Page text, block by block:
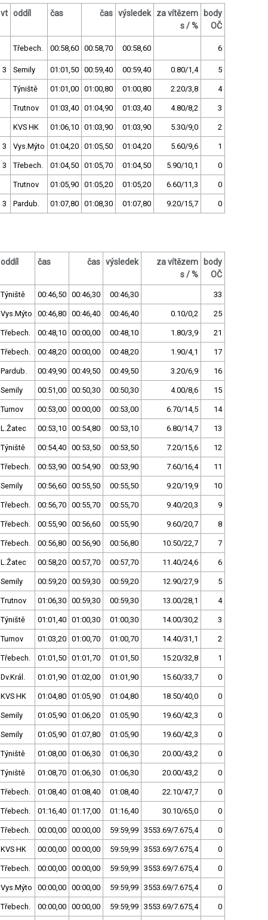
vt oddíl čas čas výsledek
za vítězem
s / %
body
OČ
Třebech. 00:58,60 00:58,70 00:58,60 6
3 Semily 01:01,50 00:59,40 00:59,40 0.80/1,4 5
Týniště 01:01,00 01:00,80 01:00,80 2.20/3,8 4
Trutnov 01:03,40 01:04,90 01:03,40 4.80/8,2 3
KVS HK 01:06,10 01:03,90 01:03,90 5.30/9,0 2
3 Vys.Mýto 01:04,20 01:05,50 01:04,20 5.60/9,6 1
3 Třebech. 01:04,50 01:05,70 01:04,50 5.90/10,1 0
Trutnov 01:05,90 01:05,20 01:05,20 6.60/11,3 0
3 Pardub. 01:07,80 01:08,30 01:07,80 9.20/15,7 0
oddíl čas čas výsledek
za vítězem
s / %
body
OČ
Týniště 00:46,50 00:46,30 00:46,30 33
Vys.Mýto 00:46,80 00:46,40 00:46,40 0.10/0,2 25
Třebech. 00:48,10 00:00,00 00:48,10 1.80/3,9 21
Třebech. 00:48,20 00:00,00 00:48,20 1.90/4,1 17
Pardub. 00:49,90 00:49,50 00:49,50 3.20/6,9 16
Semily 00:51,00 00:50,30 00:50,30 4.00/8,6 15
Turnov 00:53,00 00:00,00 00:53,00 6.70/14,5 14
L.Žatec 00:53,10 00:54,80 00:53,10 6.80/14,7 13
Týniště 00:54,40 00:53,50 00:53,50 7.20/15,6 12
Třebech. 00:53,90 00:54,90 00:53,90 7.60/16,4 11
Semily 00:56,60 00:55,50 00:55,50 9.20/19,9 10
Třebech. 00:56,70 00:55,70 00:55,70 9.40/20,3 9
Třebech. 00:55,90 00:56,60 00:55,90 9.60/20,7 8
Třebech. 00:56,80 00:56,90 00:56,80 10.50/22,7 7
L.Žatec 00:58,20 00:57,70 00:57,70 11.40/24,6 6
Semily 00:59,20 00:59,30 00:59,20 12.90/27,9 5
Trutnov 01:06,30 00:59,30 00:59,30 13.00/28,1 4
Týniště 01:01,40 01:00,30 01:00,30 14.00/30,2 3
Turnov 01:03,20 01:00,70 01:00,70 14.40/31,1 2
Třebech. 01:01,50 01:01,70 01:01,50 15.20/32,8 1
Dv.Král. 01:01,90 01:02,00 01:01,90 15.60/33,7 0
KVS HK 01:04,80 01:05,90 01:04,80 18.50/40,0 0
Semily 01:05,90 01:06,20 01:05,90 19.60/42,3 0
Semily 01:05,90 01:07,80 01:05,90 19.60/42,3 0
Týniště 01:08,00 01:06,30 01:06,30 20.00/43,2 0
Týniště 01:08,70 01:06,30 01:06,30 20.00/43,2 0
Třebech. 01:08,40 01:08,40 01:08,40 22.10/47,7 0
Třebech. 01:16,40 01:17,00 01:16,40 30.10/65,0 0
Třebech. 00:00,00 00:00,00 59:59,99 3553.69/7.675,4 0
KVS HK 00:00,00 00:00,00 59:59,99 3553.69/7.675,4 0
Třebech. 00:00,00 00:00,00 59:59,99 3553.69/7.675,4 0
Vys.Mýto 00:00,00 00:00,00 59:59,99 3553.69/7.675,4 0
Třebech. 00:00,00 00:00,00 59:59,99 3553.69/7.675,4 0